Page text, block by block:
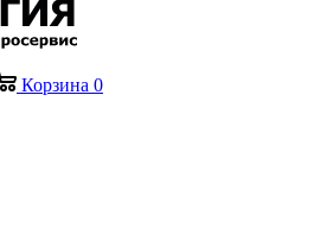
Корзина 0